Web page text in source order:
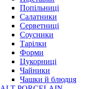
Попільниці
Салатники
Серветниці
Соусники
Тарілки
Форми
Цукорниці
Чайники
Чашки й блюдця